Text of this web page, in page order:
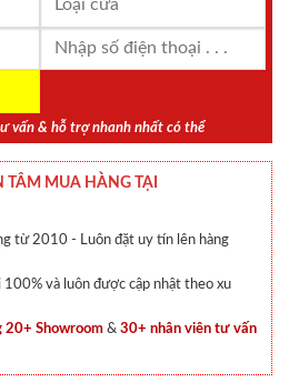
vấn & hỗ trợ nhanh nhất có thể
TÂM MUA HÀNG TẠI
từ 2010 - Luôn đặt uy tín lên hàng
100% và luôn được cập nhật theo xu
20+ Showroom & 30+ nhân viên tư vấn